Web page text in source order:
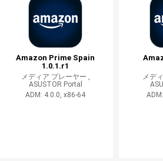
Amazon Prime Spain
1.0.1.r1
メディア プレーヤー ,
ASUSTOR Portal
ADM: 4.0.0, x86-64
メデ